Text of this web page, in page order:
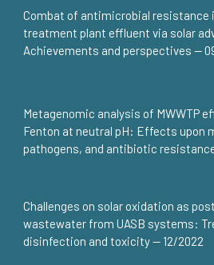
Combat of antimicrobial resistance
treatment plant effluent via solar
Achievements and perspectives —
Metagenomic analysis of MWWTP
Fenton at neutral pH: Effects upon
pathogens, and antibiotic
Challenges on solar oxidation as
wastewater from UASB systems:
disinfection and toxicity — 12/2022